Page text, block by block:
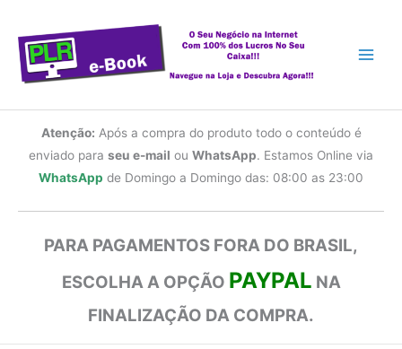
conteúdo
Atenção: Após a compra do produto todo o conteúdo é
enviado para seu e-mail ou WhatsApp. Estamos Online via
WhatsApp de Domingo a Domingo das: 08:00 as 23:00
PARA PAGAMENTOS FORA DO BRASIL,
ESCOLHA A OPÇÃO PAYPAL NA
FINALIZAÇÃO DA COMPRA.